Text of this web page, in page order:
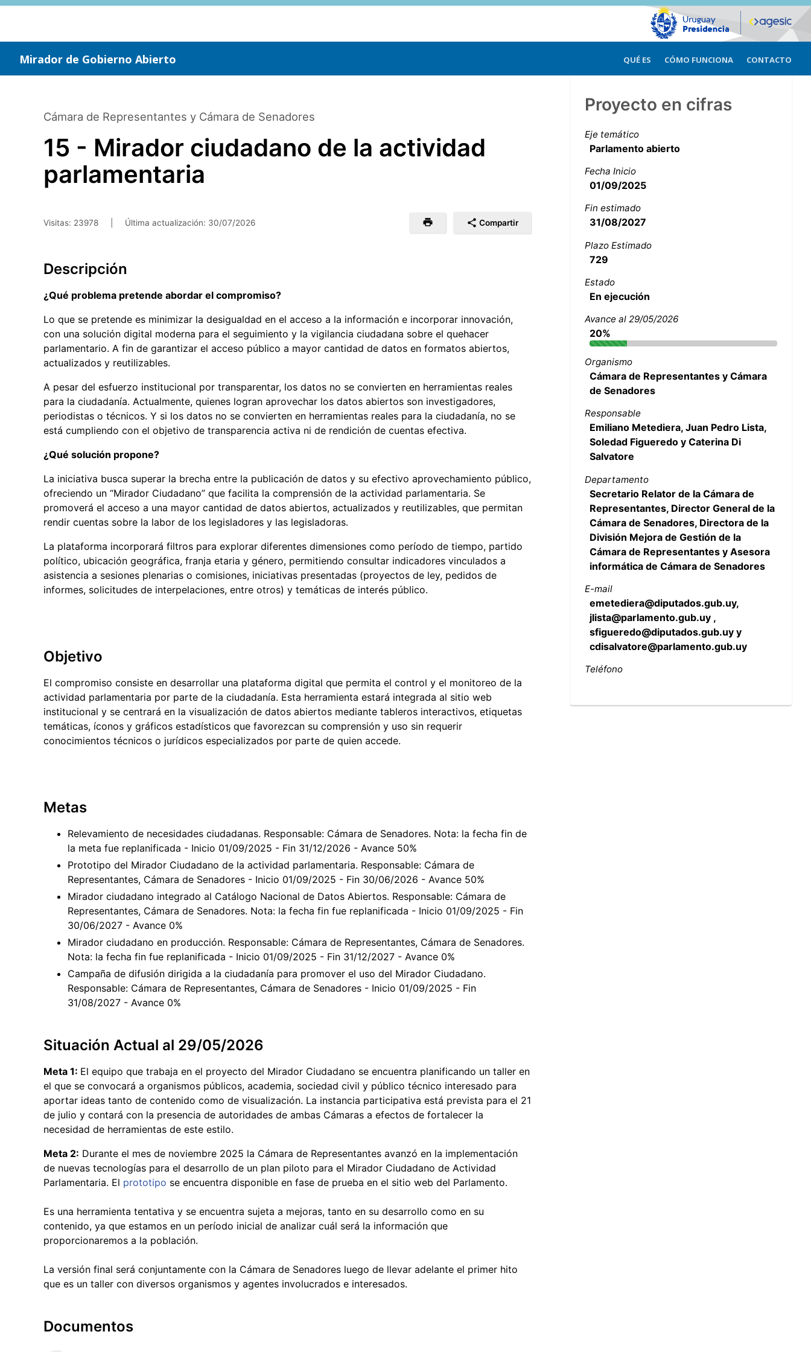
Saltar
Mirador de Gobierno Abierto QUÉ ES CÓMO FUNCIONA CONTACTO
Cámara de Representantes y Cámara de Senadores
15 - Mirador ciudadano de la actividad
parlamentaria
Visitas: 23978 Última actualización: 30/07/2026 Compartir
Descripción
¿Qué problema pretende abordar el compromiso?
Lo que se pretende es minimizar la desigualdad en el acceso a la información e incorporar innovación,
con una solución digital moderna para el seguimiento y la vigilancia ciudadana sobre el quehacer
parlamentario. A fin de garantizar el acceso público a mayor cantidad de datos en formatos abiertos,
actualizados y reutilizables.
A pesar del esfuerzo institucional por transparentar, los datos no se convierten en herramientas reales
para la ciudadanía. Actualmente, quienes logran aprovechar los datos abiertos son investigadores,
periodistas o técnicos. Y si los datos no se convierten en herramientas reales para la ciudadanía, no se
está cumpliendo con el objetivo de transparencia activa ni de rendición de cuentas efectiva.
¿Qué solución propone?
La iniciativa busca superar la brecha entre la publicación de datos y su efectivo aprovechamiento público,
ofreciendo un “Mirador Ciudadano” que facilita la comprensión de la actividad parlamentaria. Se
promoverá el acceso a una mayor cantidad de datos abiertos, actualizados y reutilizables, que permitan
rendir cuentas sobre la labor de los legisladores y las legisladoras.
La plataforma incorporará filtros para explorar diferentes dimensiones como período de tiempo, partido
político, ubicación geográfica, franja etaria y género, permitiendo consultar indicadores vinculados a
asistencia a sesiones plenarias o comisiones, iniciativas presentadas (proyectos de ley, pedidos de
informes, solicitudes de interpelaciones, entre otros) y temáticas de interés público.
Objetivo
El compromiso consiste en desarrollar una plataforma digital que permita el control y el monitoreo de la
actividad parlamentaria por parte de la ciudadanía. Esta herramienta estará integrada al sitio web
institucional y se centrará en la visualización de datos abiertos mediante tableros interactivos, etiquetas
temáticas, íconos y gráficos estadísticos que favorezcan su comprensión y uso sin requerir
conocimientos técnicos o jurídicos especializados por parte de quien accede.
Metas
Relevamiento de necesidades ciudadanas. Responsable: Cámara de Senadores. Nota: la fecha fin de
la meta fue replanificada - Inicio 01/09/2025 - Fin 31/12/2026 - Avance 50%
Prototipo del Mirador Ciudadano de la actividad parlamentaria. Responsable: Cámara de
Representantes, Cámara de Senadores - Inicio 01/09/2025 - Fin 30/06/2026 - Avance 50%
Mirador ciudadano integrado al Catálogo Nacional de Datos Abiertos. Responsable: Cámara de
Representantes, Cámara de Senadores. Nota: la fecha fin fue replanificada - Inicio 01/09/2025 - Fin
30/06/2027 - Avance 0%
Mirador ciudadano en producción. Responsable: Cámara de Representantes, Cámara de Senadores.
Nota: la fecha fin fue replanificada - Inicio 01/09/2025 - Fin 31/12/2027 - Avance 0%
Campaña de difusión dirigida a la ciudadanía para promover el uso del Mirador Ciudadano.
Responsable: Cámara de Representantes, Cámara de Senadores - Inicio 01/09/2025 - Fin
31/08/2027 - Avance 0%
Situación Actual al 29/05/2026
Meta 1: El equipo que trabaja en el proyecto del Mirador Ciudadano se encuentra planificando un taller en
el que se convocará a organismos públicos, academia, sociedad civil y público técnico interesado para
aportar ideas tanto de contenido como de visualización. La instancia participativa está prevista para el 21
de julio y contará con la presencia de autoridades de ambas Cámaras a efectos de fortalecer la
necesidad de herramientas de este estilo.
Meta 2: Durante el mes de noviembre 2025 la Cámara de Representantes avanzó en la implementación
de nuevas tecnologías para el desarrollo de un plan piloto para el Mirador Ciudadano de Actividad
Parlamentaria. El prototipo se encuentra disponible en fase de prueba en el sitio web del Parlamento.
Es una herramienta tentativa y se encuentra sujeta a mejoras, tanto en su desarrollo como en su
contenido, ya que estamos en un período inicial de analizar cuál será la información que
proporcionaremos a la población.
La versión final será conjuntamente con la Cámara de Senadores luego de llevar adelante el primer hito
que es un taller con diversos organismos y agentes involucrados e interesados.
Documentos
Proyecto en cifras
Eje temático
Parlamento abierto
Fecha Inicio
01/09/2025
Fin estimado
31/08/2027
Plazo Estimado
729
Estado
En ejecución
Avance al 29/05/2026
20%
Organismo
Cámara de Representantes y Cámara
de Senadores
Responsable
Emiliano Metediera, Juan Pedro Lista,
Soledad Figueredo y Caterina Di
Salvatore
Departamento
Secretario Relator de la Cámara de
Representantes, Director General de la
Cámara de Senadores, Directora de la
División Mejora de Gestión de la
Cámara de Representantes y Asesora
informática de Cámara de Senadores
E-mail
emetediera@diputados.gub.uy,
jlista@parlamento.gub.uy ,
sfigueredo@diputados.gub.uy y
cdisalvatore@parlamento.gub.uy
Teléfono